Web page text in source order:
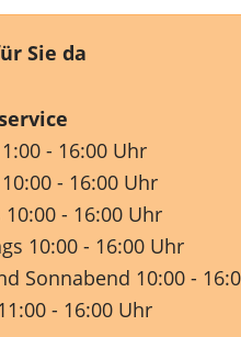
Sie da
- 16:00 Uhr
- 16:00 Uhr
- 16:00 Uhr
10:00 - 16:00 Uhr
Sonnabend 10:00 -
- 16:00 Uhr